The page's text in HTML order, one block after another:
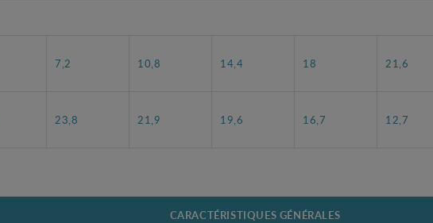
7,2 10,8 14,4 18 21,6
23,8 21,9 19,6 16,7 12,7
CARACTÉRISTIQUES GÉNÉRALES